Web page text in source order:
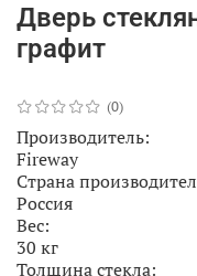
(0)
Дверь
графит
Производитель:
Fireway
Страна
Россия
Вес:
30 кг
Толщина стекла: